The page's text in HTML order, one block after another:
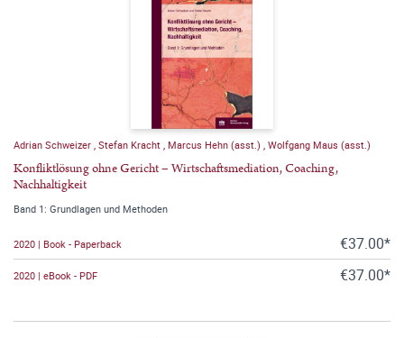
Adrian Schweizer , Stefan Kracht , Marcus Hehn (asst.) , Wolfgang Maus (asst.)
Konfliktlösung ohne Gericht – Wirtschaftsmediation, Coaching,
Nachhaltigkeit
Band 1: Grundlagen und Methoden
2020 | Book - Paperback €37.00*
2020 | eBook - PDF €37.00*